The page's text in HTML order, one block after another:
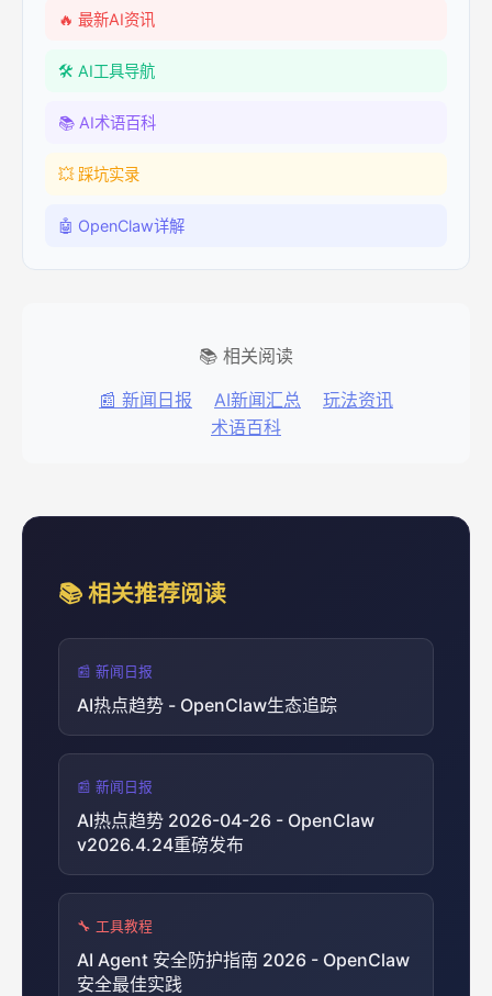
🔥 最新AI资讯
🛠️ AI工具导航
📚 AI术语百科
💥 踩坑实录
🤖 OpenClaw详解
📚 相关阅读
📰 新闻日报
AI新闻汇总
玩法资讯
术语百科
📚 相关推荐阅读
📰 新闻日报
AI热点趋势 - OpenClaw生态追踪
📰 新闻日报
AI热点趋势 2026-04-26 - OpenClaw
v2026.4.24重磅发布
🔧 工具教程
AI Agent 安全防护指南 2026 - OpenClaw
安全最佳实践